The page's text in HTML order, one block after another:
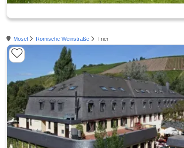
Mosel Römische Weinstraße Trier